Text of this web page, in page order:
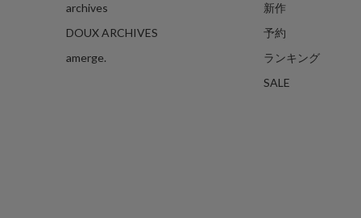
archives
DOUX ARCHIVES
amerge.
新作
予約
ランキング
SALE